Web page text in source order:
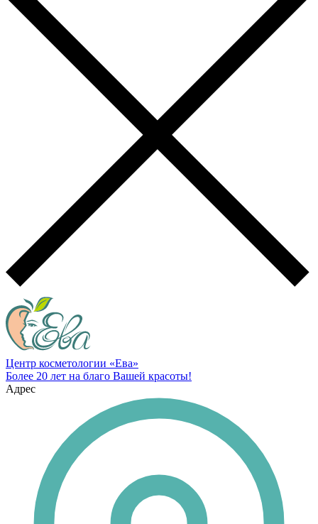
Центр косметологии «Ева»
Более 20 лет на благо Вашей красоты!
Адрес